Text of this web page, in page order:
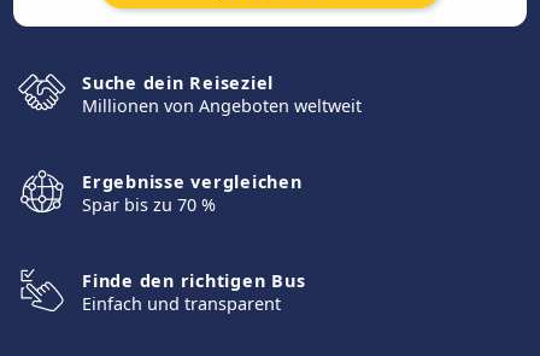
Suche dein Reiseziel
Millionen von Angeboten weltweit
Ergebnisse vergleichen
Spar bis zu 70 %
Finde den richtigen Bus
Einfach und transparent